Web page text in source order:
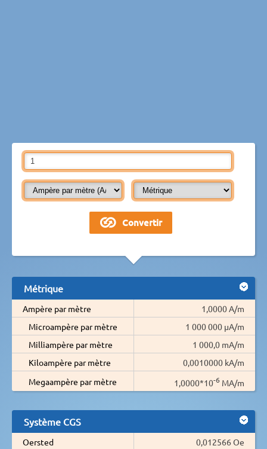
Métrique
Ampère par mètre
1,0000 A/m
Microampère par mètre
1 000 000 µA/m
Milliampère par mètre
1 000,0 mA/m
Kiloampère par mètre
0,0010000 kA/m
Megaampère par mètre
1,0000*10-6 MA/m
Système CGS
Oersted
0,012566 Oe